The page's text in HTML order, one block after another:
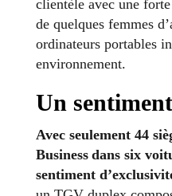
clientèle avec une
de quelques femmes
ordinateurs portables
environnement.
Un
Avec seulement 44
Business dans six
sentiment